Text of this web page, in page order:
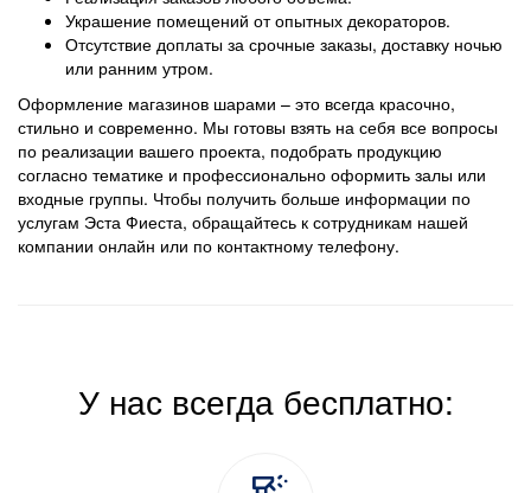
Украшение помещений от опытных декораторов.
Отсутствие доплаты за срочные заказы, доставку ночью
или ранним утром.
Оформление магазинов шарами – это всегда красочно,
стильно и современно. Мы готовы взять на себя все вопросы
по реализации вашего проекта, подобрать продукцию
согласно тематике и профессионально оформить залы или
входные группы. Чтобы получить больше информации по
услугам Эста Фиеста, обращайтесь к сотрудникам нашей
компании онлайн или по контактному телефону.
У нас всегда бесплатно: